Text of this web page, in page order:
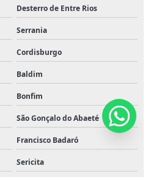
Desterro de Entre Rios
Serrania
Cordisburgo
Baldim
Bonfim
São Gonçalo do Abaeté
Francisco Badaró
Sericita